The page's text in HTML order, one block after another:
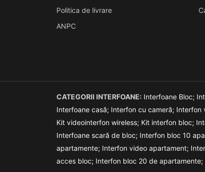
Politica de livrare
ANPC
CATEGORII INTERFOANE: Interfoane Bloc;
Interfoane casă; Interfon cu cameră; Interfon
Kit videointerfon wireless; Kit interfon bloc;
Interfoane scară de bloc; Interfon bloc 10
apartamente; Interfon video apartament;
acces bloc; Interfon bloc 20 de apartamente;